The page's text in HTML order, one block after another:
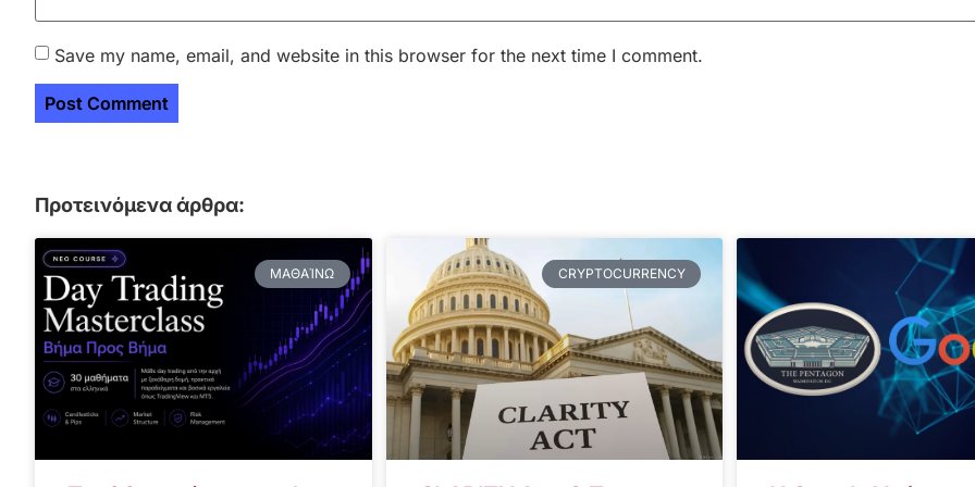
Save my name, email, and website in this browser for the next time I comment.
Προτεινόμενα άρθρα:
ΜΑΘΑΊΝΩ CRYPTOCURRENCY